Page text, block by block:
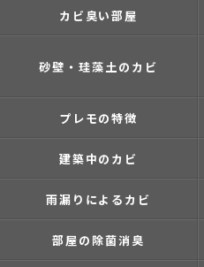
カビ臭い部屋
砂壁・珪藻土のカビ
プレモの特徴
建築中のカビ
雨漏りによるカビ
部屋の除菌消臭